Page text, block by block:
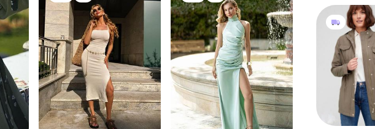
4 890 грн
Сукня на брителях вʼязана
міді
One size
3450 грн 5
Розкішна сукня
ХS и еще 3